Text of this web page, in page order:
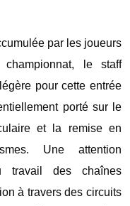
par les joueurs
le staff
pour cette entrée
porté sur le
et la remise en
Une attention
travail des chaînes
à travers des circuits